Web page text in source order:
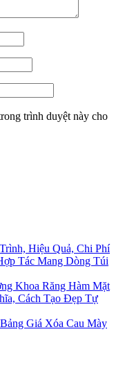
trình duyệt này cho
Hiệu Quả, Chi Phí
Tác Mang Dòng Túi
Khoa Răng Hàm Mặt
Cách Tạo Đẹp Tự
Giá Xóa Cau Mày